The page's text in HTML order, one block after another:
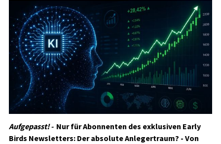
Aufgepasst! - Nur für Abonnenten des exklusiven Early
Birds Newsletters: Der absolute Anlegertraum? - Von